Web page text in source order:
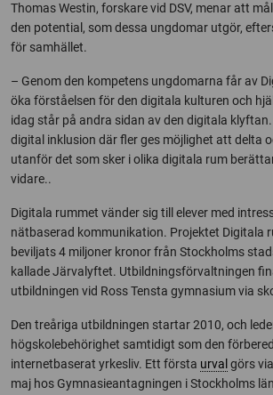
Thomas Westin, forskare vid DSV, menar att
den potential, som dessa ungdomar utgör,
för samhället.
– Genom den kompetens ungdomarna får av
öka förståelsen för den digitala kulturen och
idag står på andra sidan av den digitala klyftan.
digital inklusion där fler ges möjlighet att delta
utanför det som sker i olika digitala rum
vidare..
Digitala rummet vänder sig till elever med
nätbaserad kommunikation. Projektet Digitala
beviljats 4 miljoner kronor från Stockholms
kallade Järvalyftet. Utbildningsförvaltningen
utbildningen vid Ross Tensta gymnasium via
Den treåriga utbildningen startar 2010, och
högskolebehörighet samtidigt som den
internetbaserat yrkesliv. Ett första urval görs
maj hos Gymnasieantagningen i Stockholms